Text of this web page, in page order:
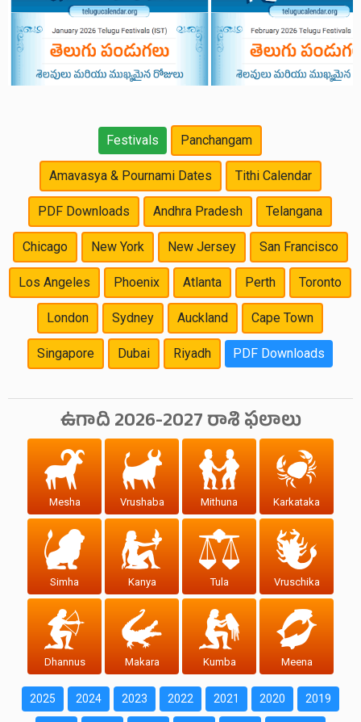
Festivals Panchangam
Amavasya & Pournami Dates Tithi Calendar
PDF Downloads Andhra Pradesh Telangana
Chicago New York New Jersey San Francisco
Los Angeles Phoenix Atlanta Perth Toronto
London Sydney Auckland Cape Town
Singapore Dubai Riyadh PDF Downloads
ఉగాది 2026-2027 రాశి ఫలాలు
Mesha Vrushaba Mithuna Karkataka
Simha Kanya Tula Vruschika
Dhannus Makara Kumba Meena
2025 2024 2023 2022 2021 2020 2019